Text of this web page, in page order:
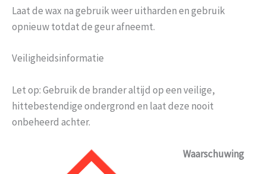
Laat de wax na gebruik weer uitharden en gebruik
opnieuw totdat de geur afneemt.
Veiligheidsinformatie
Let op: Gebruik de brander altijd op een veilige,
hittebestendige ondergrond en laat deze nooit
onbeheerd achter.
Waarschuwing